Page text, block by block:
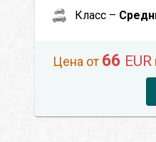
Класс –
Цена от 66 EUR